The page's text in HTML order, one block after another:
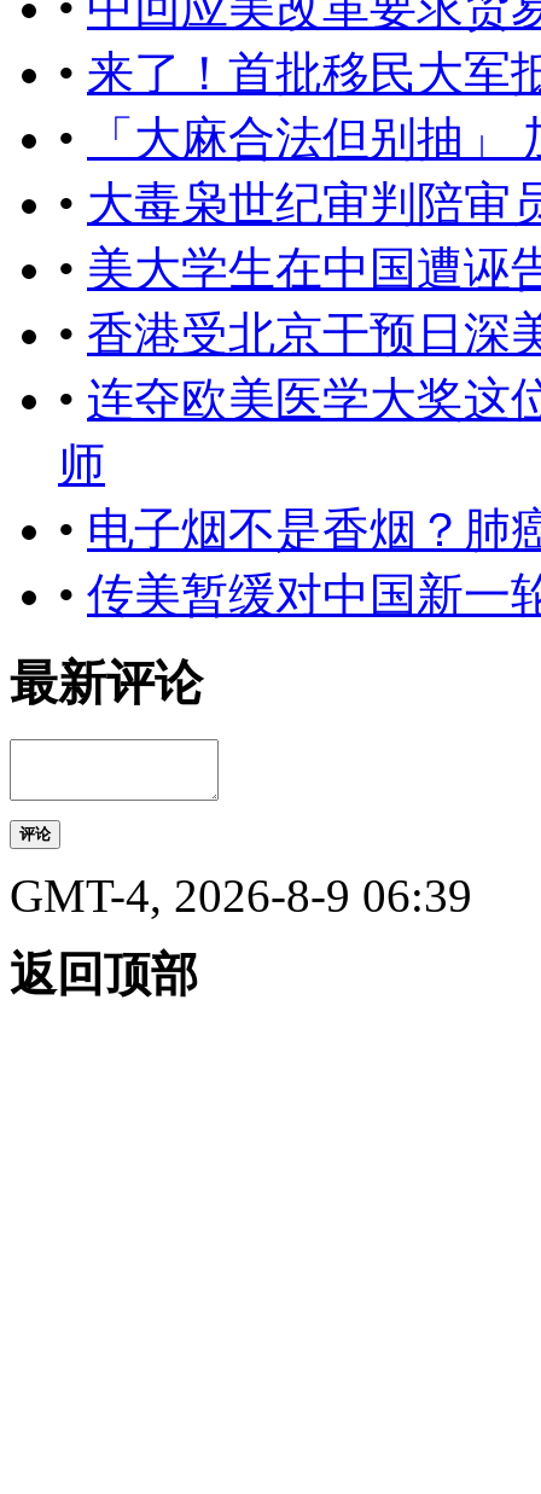
• 来了！首批移民大军
•
「大麻合法但别抽
• 大毒枭世纪审判陪审
• 美大学生在中国遭诬
• 香港受北京干预日深
• 连夺欧美医学大奖这
师
• 电子烟不是香烟？肺
• 传美暂缓对中国新一
最新评论
评论
GMT-4, 2026-8-9 06:39
返回顶部